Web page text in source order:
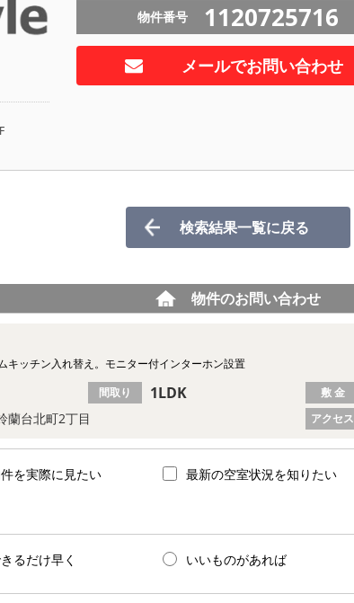
物件番号 1120725716
メールでお問い合わせ
検索結果一覧に戻る
物件のお問い合わせ
キッチン入れ替え。モニター付インターホン設置
蘭台北町2丁目 アクセス
間取り 1LDK 敷 金
を実際に見たい 最新の空室状況を知りたい
るだけ早く いいものがあれば